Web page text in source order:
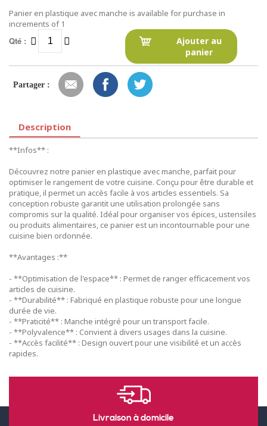
Panier en plastique avec manche is available for purchase in
increments of 1
Qté :
Ajouter au
panier
Partager :
Description
**Infos** :
Découvrez notre panier en plastique avec manche, parfait pour
optimiser le rangement de votre cuisine. Conçu pour être durable et
pratique, il permet un accès facile à vos articles essentiels. Sa
conception robuste garantit une utilisation prolongée sans
compromis sur la qualité. Idéal pour organiser vos épices, ustensiles
ou produits alimentaires, ce panier est un incontournable pour une
cuisine bien ordonnée.
**Avantages :**
- **Optimisation de l'espace** : Permet de ranger efficacement vos
articles de cuisine.
- **Durabilité** : Fabriqué en plastique robuste pour une longue
durée de vie.
- **Praticité** : Manche intégré pour un transport facile.
- **Polyvalence** : Convient à divers usages dans la cuisine.
- **Accès facilité** : Design ouvert pour une visibilité et un accès
rapides.
Livraison à domicile